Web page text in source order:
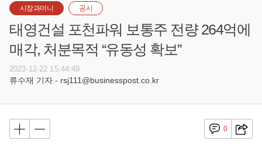
시장과머니 공시
태영건설 포천파워 보통주 전량 264억에
매각, 처분목적 “유동성 확보”
2023-12-22 15:44:49
류수재 기자 - rsj111@businesspost.co.kr
0